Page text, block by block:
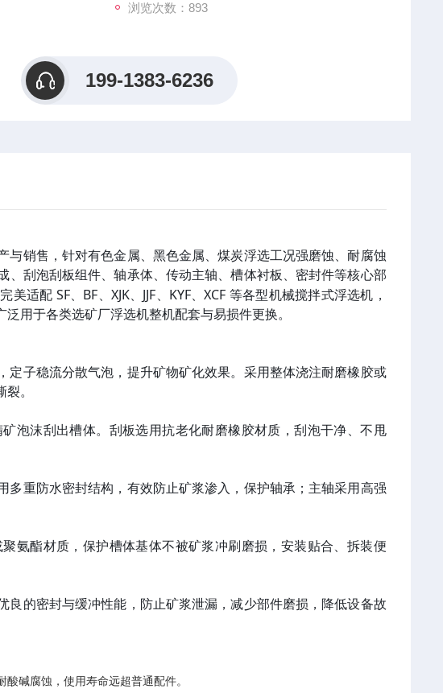
浏览次数： 893
199-1383-6236
销售，针对有色金属、黑色金属、煤炭浮选工况强磨蚀、耐腐蚀
、刮泡刮板组件、轴承体、传动主轴、槽体衬板、密封件等核心部
配 SF、BF、XJK、JJF、KYF、XCF 等各型机械搅拌式浮选机，
用于各类选矿厂浮选机整机配套与易损件更换。
子稳流分散气泡，提升矿物矿化效果。采用整体浇注耐磨橡胶或
。
泡沫刮出槽体。刮板选用抗老化耐磨橡胶材质，刮泡干净、不甩
重防水密封结构，有效防止矿浆渗入，保护轴承；主轴采用高强
氨酯材质，保护槽体基体不被矿浆冲刷磨损，安装贴合、拆装便
的密封与缓冲性能，防止矿浆泄漏，减少部件磨损，降低设备故
碱腐蚀，使用寿命远超普通配件。